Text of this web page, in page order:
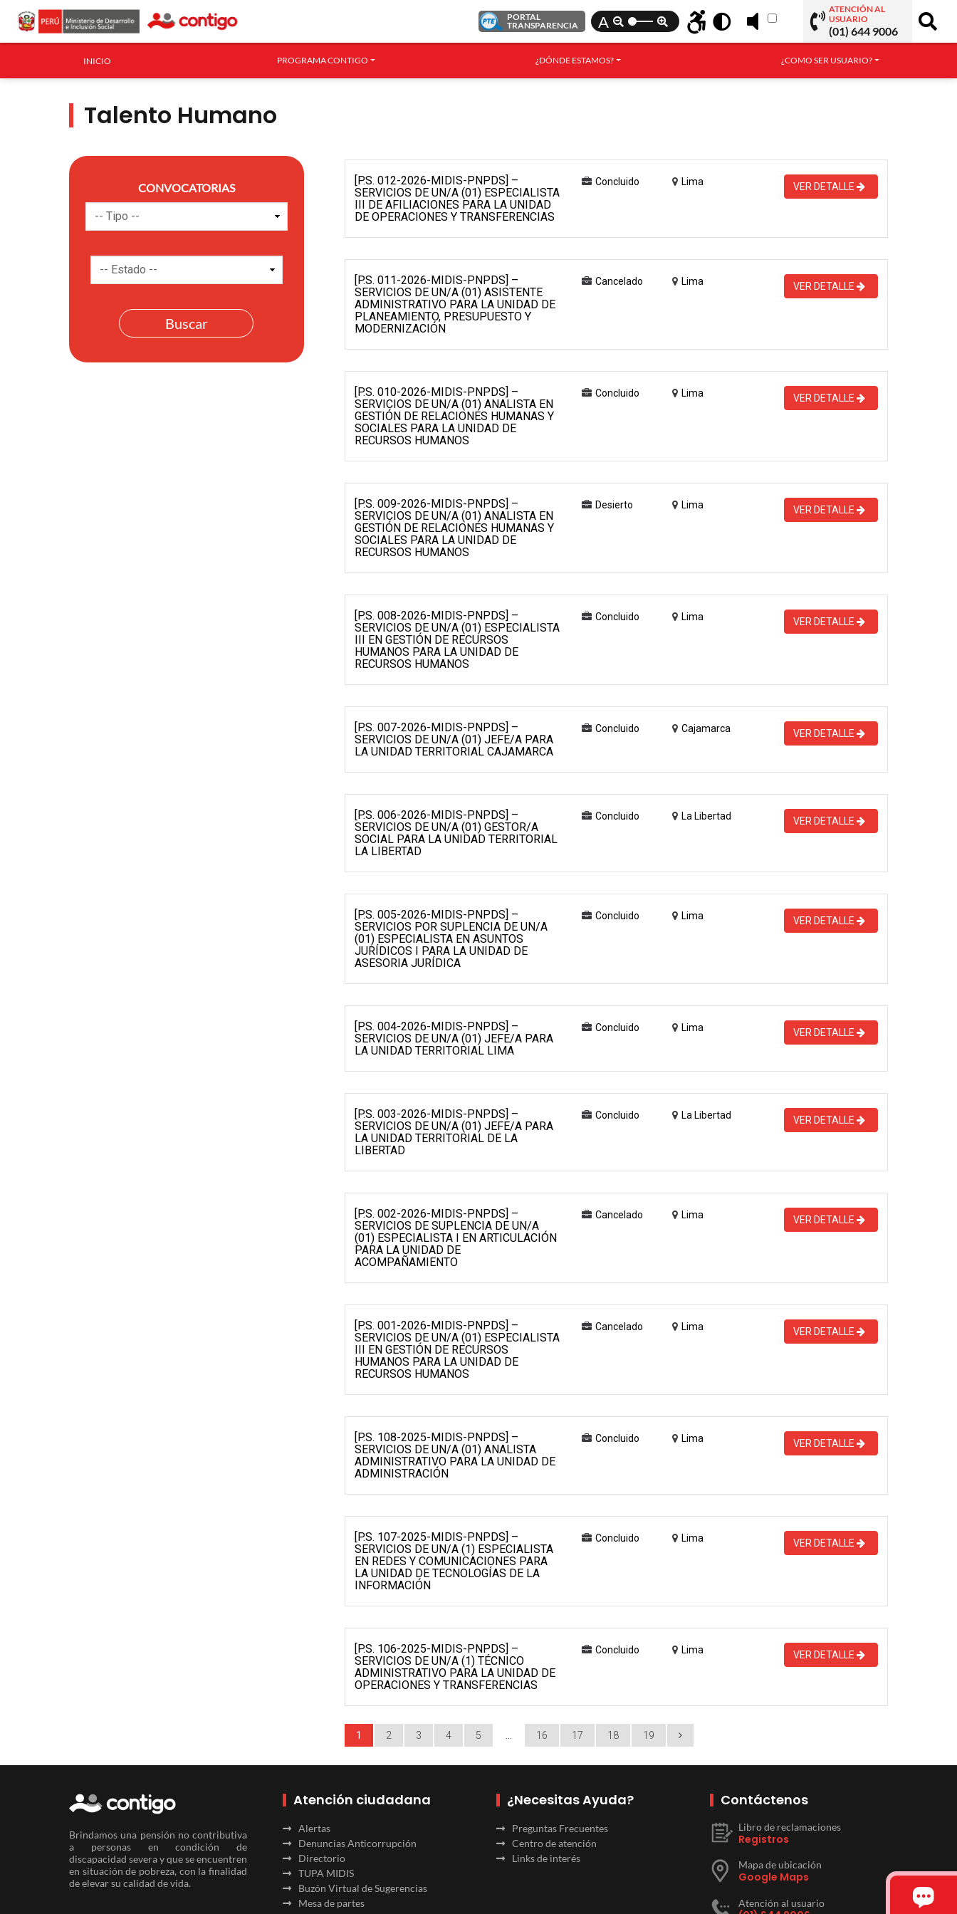
PORTAL
TRANSPARENCIA
A
ATENCIÓN AL
USUARIO
(01) 644 9006
INICIO PROGRAMA CONTIGO ¿DÓNDE ESTAMOS? ¿COMO SER USUARIO?
Talento Humano
CONVOCATORIAS
[P.S. 012-2026-MIDIS-PNPDS] –
SERVICIOS DE UN/A (01) ESPECIALISTA
III DE AFILIACIONES PARA LA UNIDAD
DE OPERACIONES Y TRANSFERENCIAS
Concluido Lima VER DETALLE
[P.S. 011-2026-MIDIS-PNPDS] –
SERVICIOS DE UN/A (01) ASISTENTE
ADMINISTRATIVO PARA LA UNIDAD DE
PLANEAMIENTO, PRESUPUESTO Y
MODERNIZACIÓN
Cancelado Lima VER DETALLE
[P.S. 010-2026-MIDIS-PNPDS] –
SERVICIOS DE UN/A (01) ANALISTA EN
GESTIÓN DE RELACIONES HUMANAS Y
SOCIALES PARA LA UNIDAD DE
RECURSOS HUMANOS
Concluido Lima VER DETALLE
[P.S. 009-2026-MIDIS-PNPDS] –
SERVICIOS DE UN/A (01) ANALISTA EN
GESTIÓN DE RELACIONES HUMANAS Y
SOCIALES PARA LA UNIDAD DE
RECURSOS HUMANOS
Desierto Lima VER DETALLE
[P.S. 008-2026-MIDIS-PNPDS] –
SERVICIOS DE UN/A (01) ESPECIALISTA
III EN GESTIÓN DE RECURSOS
HUMANOS PARA LA UNIDAD DE
RECURSOS HUMANOS
Concluido Lima VER DETALLE
[P.S. 007-2026-MIDIS-PNPDS] –
SERVICIOS DE UN/A (01) JEFE/A PARA
LA UNIDAD TERRITORIAL CAJAMARCA
Concluido Cajamarca VER DETALLE
[P.S. 006-2026-MIDIS-PNPDS] –
SERVICIOS DE UN/A (01) GESTOR/A
SOCIAL PARA LA UNIDAD TERRITORIAL
LA LIBERTAD
Concluido La Libertad VER DETALLE
[P.S. 005-2026-MIDIS-PNPDS] –
SERVICIOS POR SUPLENCIA DE UN/A
(01) ESPECIALISTA EN ASUNTOS
JURÍDICOS I PARA LA UNIDAD DE
ASESORIA JURÍDICA
Concluido Lima VER DETALLE
[P.S. 004-2026-MIDIS-PNPDS] –
SERVICIOS DE UN/A (01) JEFE/A PARA
LA UNIDAD TERRITORIAL LIMA
Concluido Lima VER DETALLE
[P.S. 003-2026-MIDIS-PNPDS] –
SERVICIOS DE UN/A (01) JEFE/A PARA
LA UNIDAD TERRITORIAL DE LA
LIBERTAD
Concluido La Libertad VER DETALLE
[P.S. 002-2026-MIDIS-PNPDS] –
SERVICIOS DE SUPLENCIA DE UN/A
(01) ESPECIALISTA I EN ARTICULACIÓN
PARA LA UNIDAD DE
ACOMPAÑAMIENTO
Cancelado Lima VER DETALLE
[P.S. 001-2026-MIDIS-PNPDS] –
SERVICIOS DE UN/A (01) ESPECIALISTA
III EN GESTIÓN DE RECURSOS
HUMANOS PARA LA UNIDAD DE
RECURSOS HUMANOS
Cancelado Lima VER DETALLE
[P.S. 108-2025-MIDIS-PNPDS] –
SERVICIOS DE UN/A (01) ANALISTA
ADMINISTRATIVO PARA LA UNIDAD DE
ADMINISTRACIÓN
Concluido Lima VER DETALLE
[P.S. 107-2025-MIDIS-PNPDS] –
SERVICIOS DE UN/A (1) ESPECIALISTA
EN REDES Y COMUNICACIONES PARA
LA UNIDAD DE TECNOLOGÍAS DE LA
INFORMACIÓN
Concluido Lima VER DETALLE
[P.S. 106-2025-MIDIS-PNPDS] –
SERVICIOS DE UN/A (1) TÉCNICO
ADMINISTRATIVO PARA LA UNIDAD DE
OPERACIONES Y TRANSFERENCIAS
Concluido Lima VER DETALLE
1 2 3 4 5 16 17 18 19
Brindamos una pensión no contributiva
a personas en condición de
discapacidad severa y que se encuentren
en situación de pobreza, con la finalidad
de elevar su calidad de vida.
Atención ciudadana
Alertas
Denuncias Anticorrupción
Directorio
TUPA MIDIS
Buzón Virtual de Sugerencias
Mesa de partes
¿Necesitas Ayuda?
Preguntas Frecuentes
Centro de atención
Links de interés
Contáctenos
Libro de reclamaciones
Registros
Mapa de ubicación
Google Maps
Atención al usuario